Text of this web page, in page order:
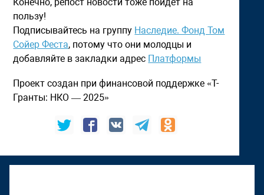
Конечно, репост новости тоже пойдет на
пользу!
Подписывайтесь на группу Наследие. Фонд Том
Сойер Феста, потому что они молодцы и
добавляйте в закладки адрес Платформы
Проект создан при финансовой поддержке «Т-
Гранты: НКО — 2025»